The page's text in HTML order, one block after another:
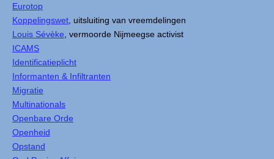
Eurotop
Koppelingswet , uitsluiting van vreemdelingen
Louis Sévèke , vermoorde Nijmeegse activist
ICAMS
Identificatieplicht
Informanten & Infiltranten
Migratie
Multinationals
Openbare Orde
Openheid
Opstand